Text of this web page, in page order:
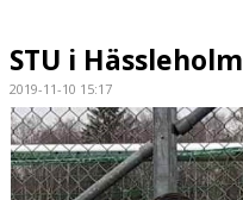
BILDGALLERI
DOKUMENT
KONTAKT
STU i Hässleholm
2019-11-10 15:17